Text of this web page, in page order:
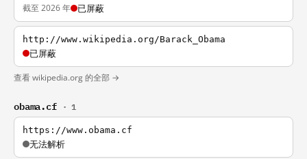
截至 2026 年 已屏蔽
http://www.wikipedia.org/Barack_Obama
已屏蔽
查看 wikipedia.org 的全部 →
obama.cf · 1
https://www.obama.cf
无法解析